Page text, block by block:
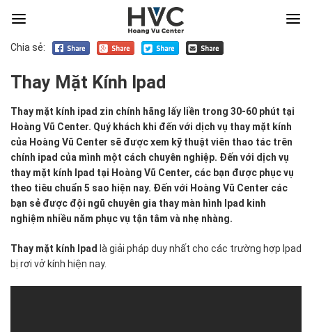
Chia sẻ:
Thay Mặt Kính Ipad
Thay
mặt
kính ipad
zin
chính
hãng
lấy
liền
30-
60
Thay mặt kính ipad zin chính hãng lấy liền trong 30-60 phút tại
Hoàng Vũ Center. Quý khách khi đến với dịch vụ thay mặt kính
của Hoàng Vũ Center sẽ được xem kỹ thuật viên thao tác trên
chính ipad của mình một cách chuyên nghiệp. Đến với dịch vụ
thay mặt kính Ipad tại Hoàng Vũ Center, các bạn được phục vụ
theo tiêu chuẩn 5 sao hiện nay. Đến với Hoàng Vũ Center các
bạn sẻ được đội ngũ chuyên gia thay màn hình Ipad kinh
nghiệm nhiều năm phục vụ tận tâm và nhẹ nhàng.
Thay mặt kính Ipad là giải pháp duy nhất cho các trường hợp Ipad
bị rơi vở kính hiện nay.